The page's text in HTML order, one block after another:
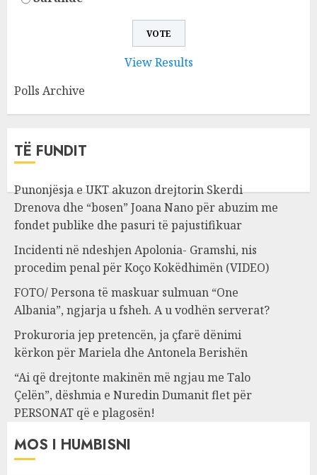
View Results
Polls Archive
TË FUNDIT
Punonjësja e UKT akuzon drejtorin Skerdi
Drenova dhe “bosen” Joana Nano për abuzim me
fondet publike dhe pasuri të pajustifikuar
Incidenti në ndeshjen Apolonia- Gramshi, nis
procedim penal për Koço Kokëdhimën (VIDEO)
FOTO/ Persona të maskuar sulmuan “One
Albania”, ngjarja u fsheh. A u vodhën serverat?
Prokuroria jep pretencën, ja çfarë dënimi
kërkon për Mariela dhe Antonela Berishën
“Ai që drejtonte makinën më ngjau me Talo
Çelën”, dëshmia e Nuredin Dumanit flet për
PERSONAT që e plagosën!
MOS I HUMBISNI